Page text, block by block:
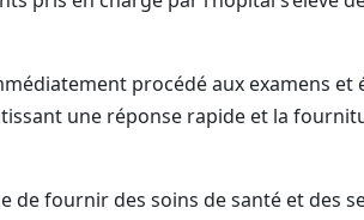
procédé aux examens
une réponse rapide et la
de fournir des soins de santé et des